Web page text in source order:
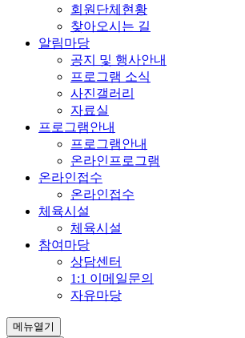
회원단체현황
찾아오시는 길
알림마당
공지 및 행사안내
프로그램 소식
사진갤러리
자료실
프로그램안내
프로그램안내
온라인프로그램
온라인접수
온라인접수
체육시설
체육시설
참여마당
상담센터
1:1 이메일문의
자유마당
메뉴열기